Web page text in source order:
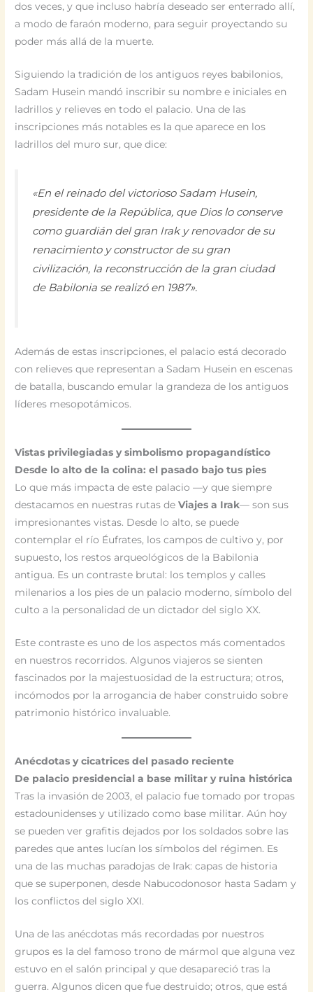
dos veces, y que incluso habría deseado ser enterrado allí,
a modo de faraón moderno, para seguir proyectando su
poder más allá de la muerte.
Siguiendo la tradición de los antiguos reyes babilonios,
Sadam Husein mandó inscribir su nombre e iniciales en
ladrillos y relieves en todo el palacio. Una de las
inscripciones más notables es la que aparece en los
ladrillos del muro sur, que dice:
«En el reinado del victorioso Sadam Husein,
presidente de la República, que Dios lo conserve
como guardián del gran Irak y renovador de su
renacimiento y constructor de su gran
civilización, la reconstrucción de la gran ciudad
de Babilonia se realizó en 1987».
Además de estas inscripciones, el palacio está decorado
con relieves que representan a Sadam Husein en escenas
de batalla, buscando emular la grandeza de los antiguos
líderes mesopotámicos.
Vistas privilegiadas y simbolismo propagandístico
Desde lo alto de la colina: el pasado bajo tus pies
Lo que más impacta de este palacio —y que siempre
destacamos en nuestras rutas deViajes a Irak— son sus
impresionantes vistas. Desde lo alto, se puede
contemplar el río Éufrates, los campos de cultivo y, por
supuesto, los restos arqueológicos de la Babilonia
antigua. Es un contraste brutal: los templos y calles
milenarios a los pies de un palacio moderno, símbolo del
culto a la personalidad de un dictador del siglo XX.
Este contraste es uno de los aspectos más comentados
en nuestros recorridos. Algunos viajeros se sienten
fascinados por la majestuosidad de la estructura; otros,
incómodos por la arrogancia de haber construido sobre
patrimonio histórico invaluable.
Anécdotas y cicatrices del pasado reciente
De palacio presidencial a base militar y ruina histórica
Tras la invasión de 2003, el palacio fue tomado por tropas
estadounidenses y utilizado como base militar. Aún hoy
se pueden ver grafitis dejados por los soldados sobre las
paredes que antes lucían los símbolos del régimen. Es
una de las muchas paradojas de Irak: capas de historia
que se superponen, desde Nabucodonosor hasta Sadam y
los conflictos del siglo XXI.
Una de las anécdotas más recordadas por nuestros
grupos es la del famoso trono de mármol que alguna vez
estuvo en el salón principal y que desapareció tras la
guerra. Algunos dicen que fue destruido; otros, que está